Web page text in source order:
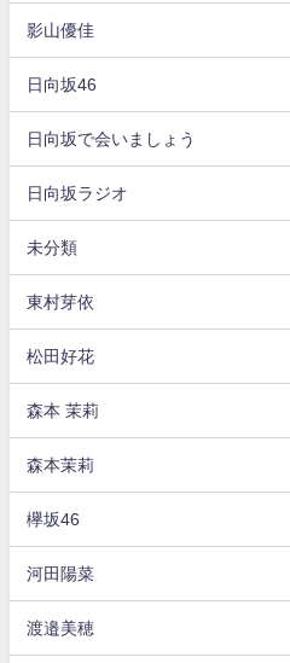
影山優佳
日向坂46
日向坂で会いましょう
日向坂ラジオ
未分類
東村芽依
松田好花
森本 茉莉
森本茉莉
欅坂46
河田陽菜
渡邉美穂